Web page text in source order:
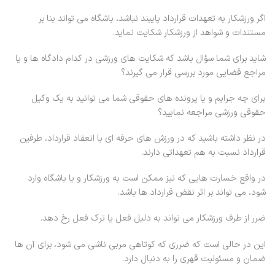
اگر ورزشکار به تعهدات قرارداد پایبند نباشد، باشگاه می تواند بنا بر
مستندات و شواهد از ورزشکار شکایت نماید.
شاید برای شما سؤال باشد که شکایت های ورزشی در کدام دادگاه ها و یا
مراجع قضایی مورد بررسی قرار می گیرند؟
برای چه جرایم و یا پرونده های حقوقی شما می توانید به یک وکیل
حقوقی ورزشی مراجعه نمایید؟
در نظر داشته باشید که در ورزش های حرفه ای با انعقاد قرارداد، طرفین
قرارداد نسبت به هم تعهداتی دارند.
در واقع خسارت هایی که نیز ممکن است به ورزشکار و یا باشگاه وارد
شود، می تواند بر اثر نقض قرارداد ها باشد.
ضرر از طرف ورزشکار می تواند به دلیل فعل یا ترک فعل رخ دهد.
این در حالی است که ضرری که کوتاهی مربی ناشی می شود، برای آن ها
ضمان و مسئولیت قهری را به دنبال دارد.